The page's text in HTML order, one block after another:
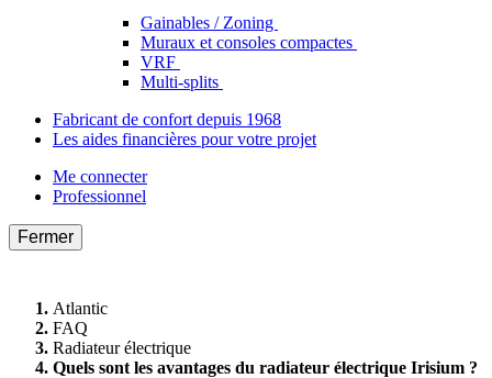
Gainables / Zoning
Muraux et consoles compactes
VRF
Multi-splits
Fabricant de confort depuis 1968
Les aides financières pour votre projet
Me connecter
Professionnel
Fermer
Atlantic
FAQ
Radiateur électrique
Quels sont les avantages du radiateur électrique Irisium ?